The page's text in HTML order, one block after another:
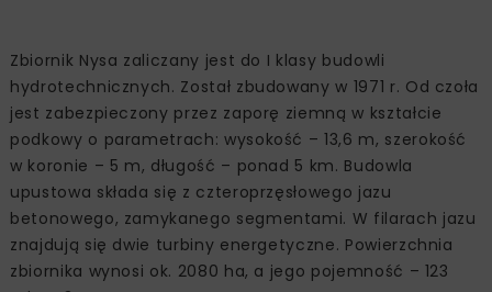
Zbiornik Nysa zaliczany jest do I klasy budowli
hydrotechnicznych. Został zbudowany w 1971 r. Od czoła
jest zabezpieczony przez zaporę ziemną w kształcie
podkowy o parametrach: wysokość – 13,6 m, szerokość
w koronie – 5 m, długość – ponad 5 km. Budowla
upustowa składa się z czteroprzęsłowego jazu
betonowego, zamykanego segmentami. W filarach jazu
znajdują się dwie turbiny energetyczne. Powierzchnia
zbiornika wynosi ok. 2080 ha, a jego pojemność – 123